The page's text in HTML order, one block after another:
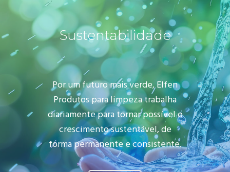
Sustentabilidade
Por um futuro mais verde, Elfen
Produtos para limpeza trabalha
diariamente para tornar possível o
crescimento sustentável, de
forma permanente e consistente.